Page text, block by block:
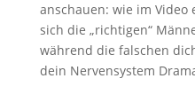
anschauen: wie im
sich die „richtigen“
während die falschen
dein Nervensystem